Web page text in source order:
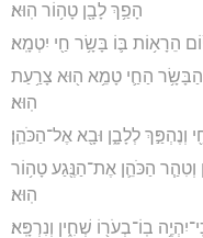
הָפַ֥ךְ לָבָ֖ן טָה֥וֹר הֽוּא׃
הֵרָא֥וֹת בּ֛וֹ בָּשָׂ֥ר חַ֖י יִטְמָֽא׃
הַבָּשָׂ֥ר הַחַ֛י טָמֵ֥א ה֖וּא צָרַ֥עַת
הֽוּא׃
וְנֶהְפַּ֣ךְ לְלָבָ֑ן וּבָ֖א אֶל־הַכֹּהֵֽן׃
וְטִהַ֧ר הַכֹּהֵ֛ן אֶת־הַנֶּ֖גַע טָה֥וֹר
הֽוּא׃
בֽוֹ־בְעֹר֖וֹ שְׁחִ֑ין וְנִרְפָּֽא׃